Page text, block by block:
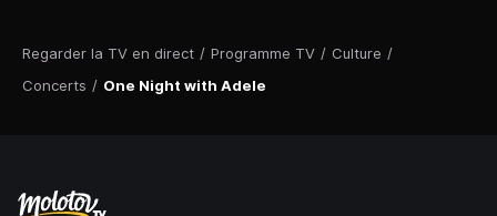
Regarder la TV en direct / Programme TV / Culture /
Concerts / One Night with Adele